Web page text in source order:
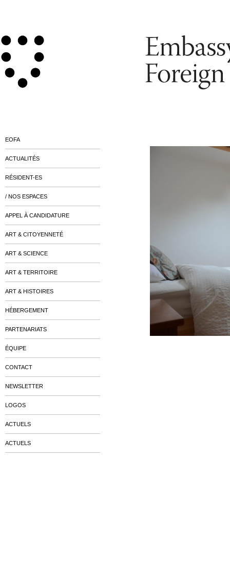
EOFA
ACTUALITÉS
RÉSIDENT-ES
/ NOS ESPACES
APPEL À CANDIDATURE
ART & CITOYENNETÉ
ART & SCIENCE
ART & TERRITOIRE
ART & HISTOIRES
HÉBERGEMENT
PARTENARIATS
ÉQUIPE
CONTACT
NEWSLETTER
LOGOS
ACTUELS
ACTUELS